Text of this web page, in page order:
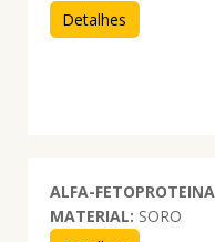
Detalhes
ALFA-FETOPROTEINA
MATERIAL: SORO